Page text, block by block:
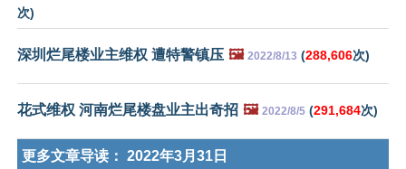
次)
深圳烂尾楼业主维权 遭特警镇压 🖼️ 2022/8/13 (288,606次)
花式维权 河南烂尾楼盘业主出奇招 🖼️ 2022/8/5 (291,684次)
更多文章导读： 2022年3月31日